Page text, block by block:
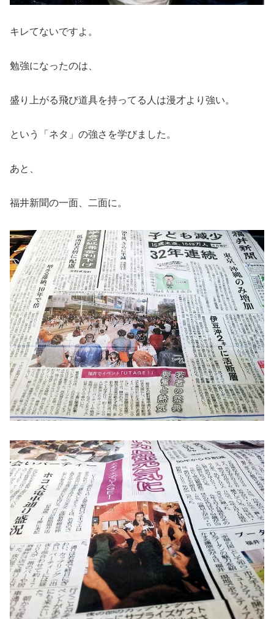
キレてないですよ。
勉強になったのは、
盛り上がる飛び道具を持ってる人は漫才より強い。
という「ネタ」の強さを学びました。
あと、
福井新聞の一面、二面に。